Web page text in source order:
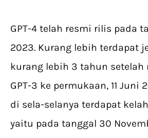
GPT-4 telah resmi rilis pada
2023. Kurang lebih terdapat
kurang lebih 3 tahun setelah
GPT-3 ke permukaan, 11 Juni
di sela-selanya terdapat
yaitu pada tanggal 30